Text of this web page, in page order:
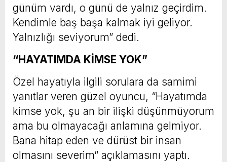
günüm vardı, o günü de yalnız geçirdim.
Kendimle baş başa kalmak iyi geliyor.
Yalnızlığı seviyorum” dedi.
“HAYATIMDA KİMSE YOK”
Özel hayatıyla ilgili sorulara da samimi
yanıtlar veren güzel oyuncu, “Hayatımda
kimse yok, şu an bir ilişki düşünmüyorum
ama bu olmayacağı anlamına gelmiyor.
Bana hitap eden ve dürüst bir insan
olmasını severim” açıklamasını yaptı.